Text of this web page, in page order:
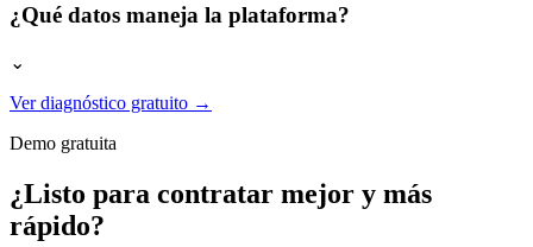
¿Qué datos maneja la plataforma?
⌄
Ver diagnóstico gratuito →
Demo gratuita
¿Listo para contratar mejor y más
rápido?